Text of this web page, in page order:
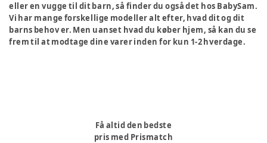
eller en vugge til dit barn, så finder du også det hos BabySam.
Vi har mange forskellige modeller alt efter, hvad dit og dit
barns behov er. Men uanset hvad du køber hjem, så kan du se
frem til at modtage dine varer inden for kun 1-2 hverdage.
Få altid den bedste
pris med Prismatch